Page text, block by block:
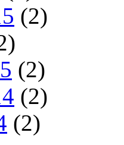
(2)
(2)
(2)
(2)